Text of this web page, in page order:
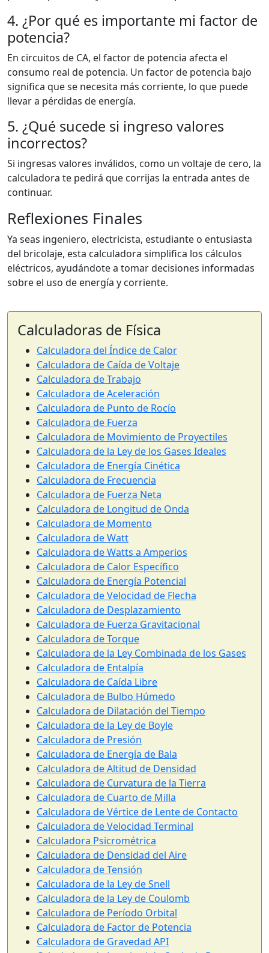
4. ¿Por qué es importante mi factor de
potencia?
En circuitos de CA, el factor de potencia afecta el
consumo real de potencia. Un factor de potencia bajo
significa que se necesita más corriente, lo que puede
llevar a pérdidas de energía.
5. ¿Qué sucede si ingreso valores
incorrectos?
Si ingresas valores inválidos, como un voltaje de cero, la
calculadora te pedirá que corrijas la entrada antes de
continuar.
Reflexiones Finales
Ya seas ingeniero, electricista, estudiante o entusiasta
del bricolaje, esta calculadora simplifica los cálculos
eléctricos, ayudándote a tomar decisiones informadas
sobre el uso de energía y corriente.
Calculadoras de Física
Calculadora del Índice de Calor
Calculadora de Caída de Voltaje
Calculadora de Trabajo
Calculadora de Aceleración
Calculadora de Punto de Rocío
Calculadora de Fuerza
Calculadora de Movimiento de Proyectiles
Calculadora de la Ley de los Gases Ideales
Calculadora de Energía Cinética
Calculadora de Frecuencia
Calculadora de Fuerza Neta
Calculadora de Longitud de Onda
Calculadora de Momento
Calculadora de Watt
Calculadora de Watts a Amperios
Calculadora de Calor Específico
Calculadora de Energía Potencial
Calculadora de Velocidad de Flecha
Calculadora de Desplazamiento
Calculadora de Fuerza Gravitacional
Calculadora de Torque
Calculadora de la Ley Combinada de los Gases
Calculadora de Entalpía
Calculadora de Caída Libre
Calculadora de Bulbo Húmedo
Calculadora de Dilatación del Tiempo
Calculadora de la Ley de Boyle
Calculadora de Presión
Calculadora de Energía de Bala
Calculadora de Altitud de Densidad
Calculadora de Curvatura de la Tierra
Calculadora de Cuarto de Milla
Calculadora de Vértice de Lente de Contacto
Calculadora de Velocidad Terminal
Calculadora Psicrométrica
Calculadora de Densidad del Aire
Calculadora de Tensión
Calculadora de la Ley de Snell
Calculadora de la Ley de Coulomb
Calculadora de Período Orbital
Calculadora de Factor de Potencia
Calculadora de Gravedad API